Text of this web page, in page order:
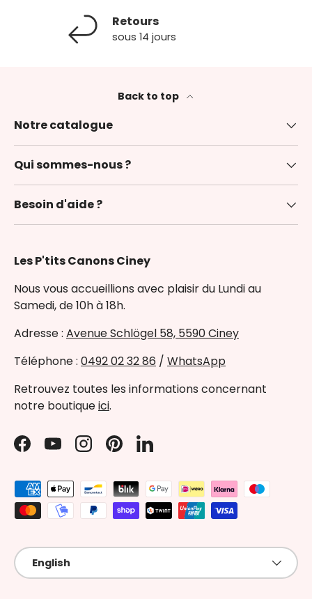
Retours
sous 14 jours
Back to top
Notre catalogue
Qui sommes-nous ?
Besoin d'aide ?
Les P'tits Canons Ciney
Nous vous accueillions avec plaisir du Lundi au
Samedi, de 10h à 18h.
Adresse : Avenue Schlögel 58, 5590 Ciney
Téléphone : 0492 02 32 86 / WhatsApp
Retrouvez toutes les informations concernant
notre boutiqueici.
Facebook
YouTubeInstagram
PinterestLinkedIn
Payment methods accepted
Language
English